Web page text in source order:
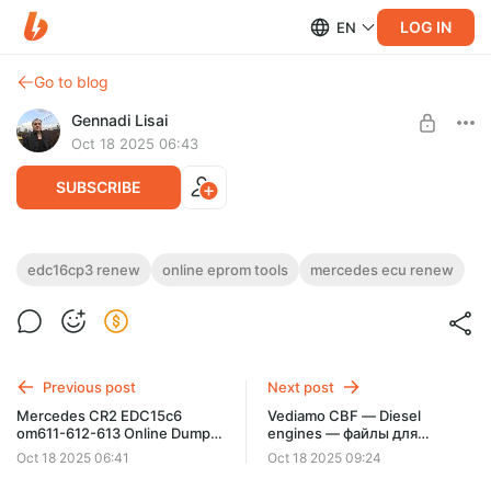
EN LOG IN
Go to blog
Gennadi Lisai
Oct 18 2025 06:43
SUBSCRIBE
Mercedes CR3-CR3UP EDC16CP3
OM648 Online Dump Tools ( онлайн
Мерседес edc16CP3 CR3-CR3UP)
OM646-OM647-OM648 Online Dump Tools ( онлайн редактор
«обнуление» дампов EEPROM Мерседес edc16CP
edc16cp3 renew online eprom tools mercedes ecu renew
Previous post
Mercedes CR2 EDC15c6
om611-612-613 Online Dump
Tools ( онлайн редактор
дампов EEPROM Мерседес
Oct 18 2025 06:41
Next post
Vediamo CBF — Diesel
engines — файлы для
кодирования дизельных
моторов (из коллекции и
Oct 18 2025 09:24